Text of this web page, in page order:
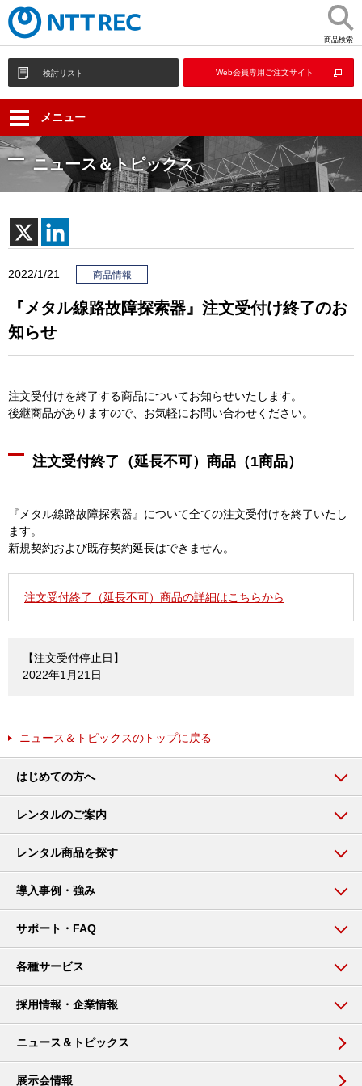
商品検索
検討リスト Web会員専用ご注文サイト
メニュー
ニュース＆トピックス
2022/1/21 商品情報
『メタル線路故障探索器』注文受付け終了のお
知らせ
注文受付けを終了する商品についてお知らせいたします。
後継商品がありますので、お気軽にお問い合わせください。
注文受付終了（延長不可）商品（1商品）
『メタル線路故障探索器』について全ての注文受付けを終了いたし
ます。
新規契約および既存契約延長はできません。
注文受付終了（延長不可）商品の詳細はこちらから
【注文受付停止日】
2022年1月21日
ニュース＆トピックスのトップに戻る
はじめての方へ
レンタルのご案内
レンタル商品を探す
導入事例・強み
サポート・FAQ
各種サービス
採用情報・企業情報
ニュース＆トピックス
展示会情報